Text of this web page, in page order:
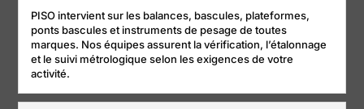
PISO intervient sur les balances, bascules, plateformes,
ponts bascules et instruments de pesage de toutes
marques. Nos équipes assurent la vérification, l’étalonnage
et le suivi métrologique selon les exigences de votre
activité.